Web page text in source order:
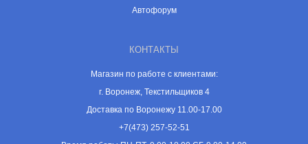
Автофорум
КОНТАКТЫ
Магазин по работе с клиентами:
г. Воронеж, Текстильщиков 4
Доставка по Воронежу 11.00-17.00
+7(473) 257-52-51